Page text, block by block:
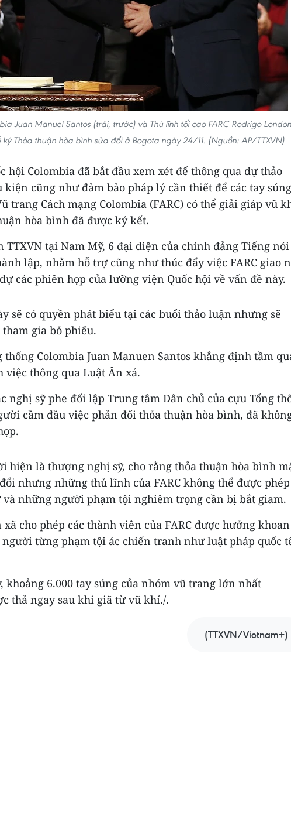
Juan Manuel Santos (trái, trước) và Thủ lĩnh tối cao FARC Rodrigo
ký Thỏa thuận hòa bình sửa đổi ở Bogota ngày 24/11. (Nguồn: AP/TTXVN)
hội Colombia đã bắt đầu xem xét để thông qua dự thảo
kiện cũng như đảm bảo pháp lý cần thiết để các tay súng
trang Cách mạng Colombia (FARC) có thể giải giáp vũ
hòa bình đã được ký kết.
TTXVN tại Nam Mỹ, 6 đại diện của chính đảng Tiếng nói
lập, nhằm hỗ trợ cũng như thúc đẩy việc FARC giao
các phiên họp của lưỡng viện Quốc hội về vấn đề này.
sẽ có quyền phát biểu tại các buổi thảo luận nhưng sẽ
gia bỏ phiếu.
thống Colombia Juan Manuen Santos​ khẳng định tầm
việc thông qua Luật Ân xá.
nghị sỹ phe đối lập Trung tâm Dân chủ của cựu Tổng
cầm đầu việc phản đối thỏa thuận hòa bình, đã
hiện là thượng nghị sỹ, cho rằng thỏa thuận hòa bình
nhưng những thủ lĩnh của FARC không thể được phép
và những người phạm tội nghiêm trọng cần bị bắt giam.
cho phép các thành viên của FARC được hưởng khoan
từng phạm tội ác chiến tranh như luật pháp quốc
khoảng 6.000 tay súng của nhóm vũ trang lớn nhất
thả ngay sau khi giã từ vũ khí./.
(TTXVN/Vietnam+)